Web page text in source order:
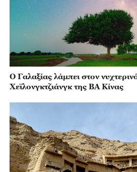
Ο Γαλαξίας λάμπει στον
Χεϊλονγκτζιάνγκ της ΒΑ Κίνας